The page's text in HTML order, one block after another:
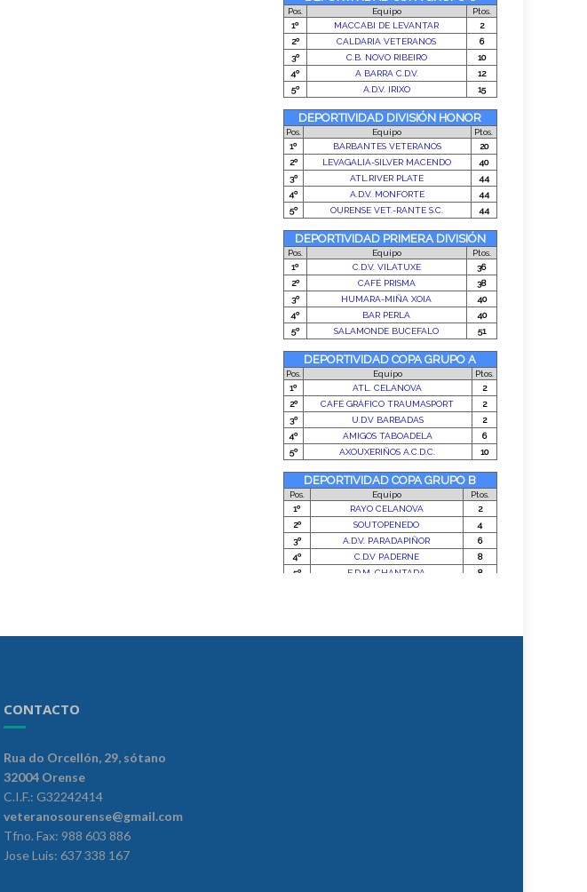
CONTACTO
Rua do Orcellón, 29, sótano
32004 Orense
C.I.F.: G32242414
veteranosourense@gmail.com
Tfno. Fax: 988 603 886
Jose Luis: 637 338 167